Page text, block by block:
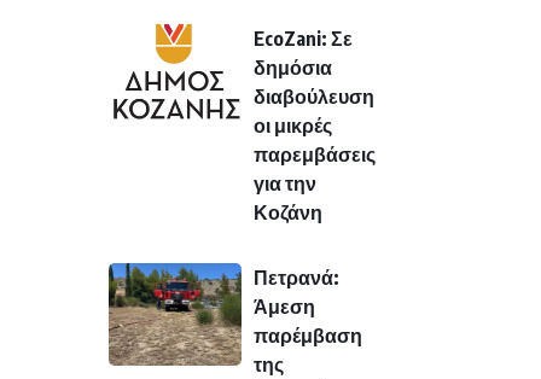
EcoZani: Σε
δημόσια
διαβούλευση
οι μικρές
παρεμβάσεις
για την
Κοζάνη
Πετρανά:
Άμεση
παρέμβαση
της